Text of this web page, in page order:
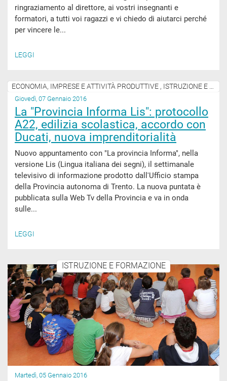
ringraziamento al direttore, ai vostri insegnanti e
formatori, a tutti voi ragazzi e vi chiedo di aiutarci perché
per vincere le...
LEGGI
Giovedì, 07 Gennaio 2016
La "Provincia Informa Lis": protocollo
A22, edilizia scolastica, accordo con
Ducati, nuova imprenditorialità
Nuovo appuntamento con "La provincia Informa", nella
versione Lis (Lingua italiana dei segni), il settimanale
televisivo di informazione prodotto dall'Ufficio stampa
della Provincia autonoma di Trento. La nuova puntata è
pubblicata sulla Web Tv della Provincia e va in onda
sulle...
LEGGI
ISTRUZIONE E FORMAZIONE
Martedì, 05 Gennaio 2016